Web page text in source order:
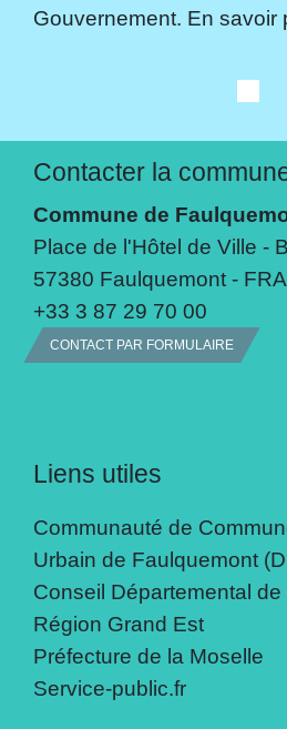
Gouvernement. En savoir
Contacter la
Commune de
Place de l'Hôtel de Ville -
57380 Faulquemont -
+33 3 87 29 70 00
CONTACT PAR FORMULAIRE
Liens utiles
Communauté de
Urbain de Faulquemont
Conseil Départemental de
Région Grand Est
Préfecture de la Moselle
Service-public.fr